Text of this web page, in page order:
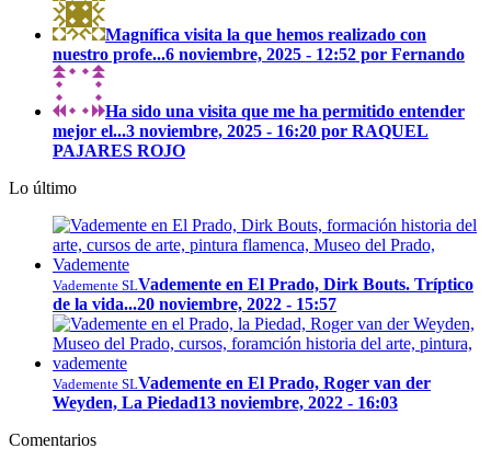
Magnífica visita la que hemos realizado con
nuestro profe...6 noviembre, 2025 - 12:52 por Fernando
Ha sido una visita que me ha permitido entender
mejor el...3 noviembre, 2025 - 16:20 por RAQUEL
PAJARES ROJO
Lo último
Vademente SLVademente en El Prado, Dirk Bouts. Tríptico
de la vida...20 noviembre, 2022 - 15:57
Vademente SLVademente en El Prado, Roger van der
Weyden, La Piedad13 noviembre, 2022 - 16:03
Comentarios